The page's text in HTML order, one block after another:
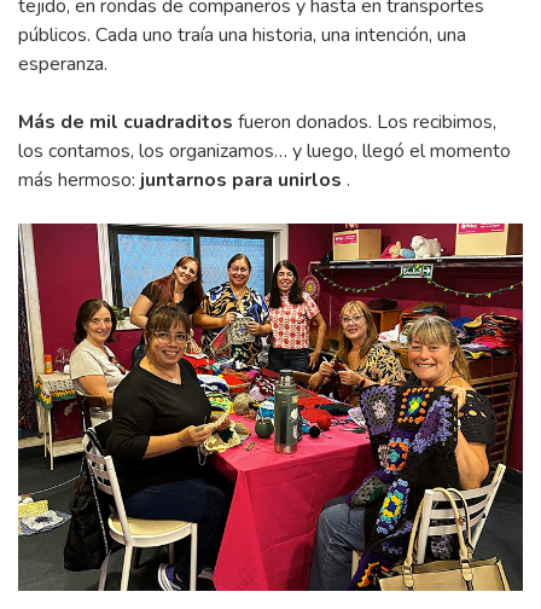
tejido, en rondas de compañeros y hasta en transportes
públicos. Cada uno traía una historia, una intención, una
esperanza.
Más de mil cuadraditos fueron donados. Los recibimos,
los contamos, los organizamos… y luego, llegó el momento
más hermoso:juntarnos para unirlos .